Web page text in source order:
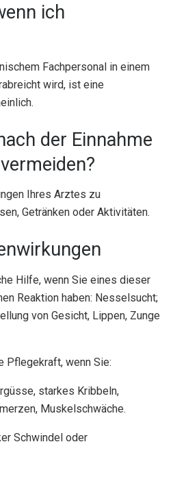
ich
Fachpersonal in einem
wird, ist eine
der Einnahme
Ihres Arztes zu
Getränken oder Aktivitäten.
Hilfe, wenn Sie eines dieser
Reaktion haben: Nesselsucht;
von Gesicht, Lippen, Zunge
Pflegekraft, wenn Sie:
starkes Kribbeln,
Muskelschwäche.
Schwindel oder